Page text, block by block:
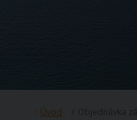
Úvod